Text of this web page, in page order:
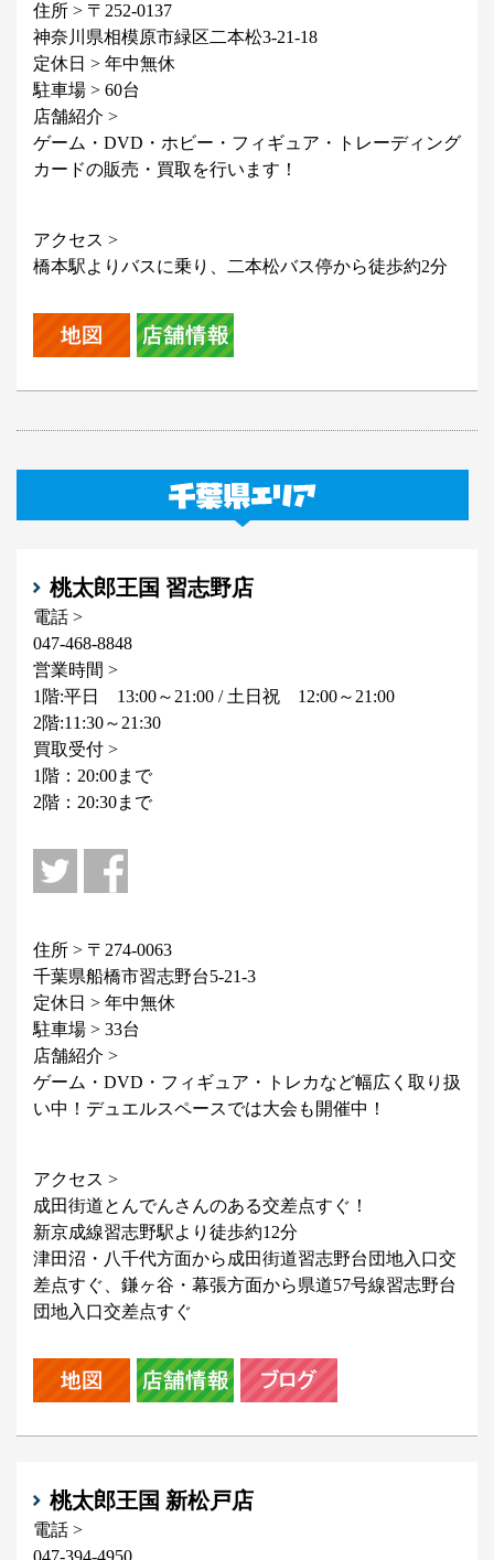
住所 > 〒252-0137
神奈川県相模原市緑区二本松3-21-18
定休日 > 年中無休
駐車場 > 60台
店舗紹介 >
ゲーム・DVD・ホビー・フィギュア・トレーディング
カードの販売・買取を行います！
アクセス >
橋本駅よりバスに乗り、二本松バス停から徒歩約2分
桃太郎王国 習志野店
電話 >
047-468-8848
営業時間 >
1階:平日 13:00～21:00 / 土日祝 12:00～21:00
2階:11:30～21:30
買取受付 >
1階：20:00まで
2階：20:30まで
住所 > 〒274-0063
千葉県船橋市習志野台5-21-3
定休日 > 年中無休
駐車場 > 33台
店舗紹介 >
ゲーム・DVD・フィギュア・トレカなど幅広く取り扱
い中！デュエルスペースでは大会も開催中！
アクセス >
成田街道とんでんさんのある交差点すぐ！
新京成線習志野駅より徒歩約12分
津田沼・八千代方面から成田街道習志野台団地入口交
差点すぐ、鎌ヶ谷・幕張方面から県道57号線習志野台
団地入口交差点すぐ
桃太郎王国 新松戸店
電話 >
047-394-4950